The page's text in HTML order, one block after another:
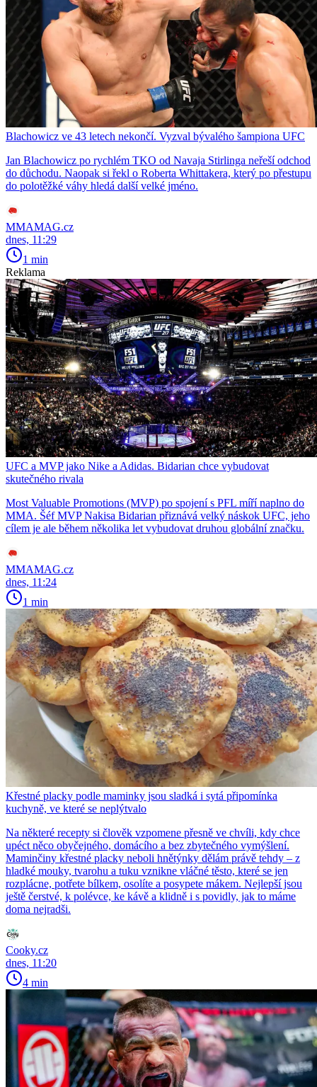
Blachowicz ve 43 letech nekončí. Vyzval bývalého šampiona UFC
Jan Blachowicz po rychlém TKO od Navaja Stirlinga neřeší odchod
do důchodu. Naopak si řekl o Roberta Whittakera, který po přestupu
do polotěžké váhy hledá další velké jméno.
MMAMAG.cz
dnes, 11:29
1 min
Reklama
UFC a MVP jako Nike a Adidas. Bidarian chce vybudovat
skutečného rivala
Most Valuable Promotions (MVP) po spojení s PFL míří naplno do
MMA. Šéf MVP Nakisa Bidarian přiznává velký náskok UFC, jeho
cílem je ale během několika let vybudovat druhou globální značku.
MMAMAG.cz
dnes, 11:24
1 min
Křestné placky podle maminky jsou sladká i sytá připomínka
kuchyně, ve které se neplýtvalo
Na některé recepty si člověk vzpomene přesně ve chvíli, kdy chce
upéct něco obyčejného, domácího a bez zbytečného vymýšlení.
Maminčiny křestné placky neboli hnětýnky dělám právě tehdy – z
hladké mouky, tvarohu a tuku vznikne vláčné těsto, které se jen
rozplácne, potřete bílkem, osolíte a posypete mákem. Nejlepší jsou
ještě čerstvé, k polévce, ke kávě a klidně i s povidly, jak to máme
doma nejradši.
Cooky.cz
dnes, 11:20
4 min